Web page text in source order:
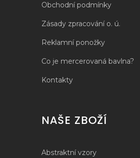
Obchodní podmínky
Zásady zpracování o. ú.
Reklamní ponožky
Co je mercerovaná bavlna?
Kontakty
NAŠE ZBOŽÍ
Abstraktní vzory